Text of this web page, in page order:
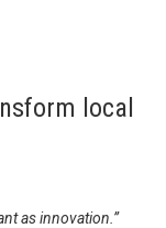
local
as innovation.”